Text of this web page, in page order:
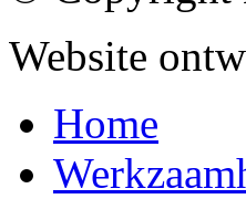
Website
Home